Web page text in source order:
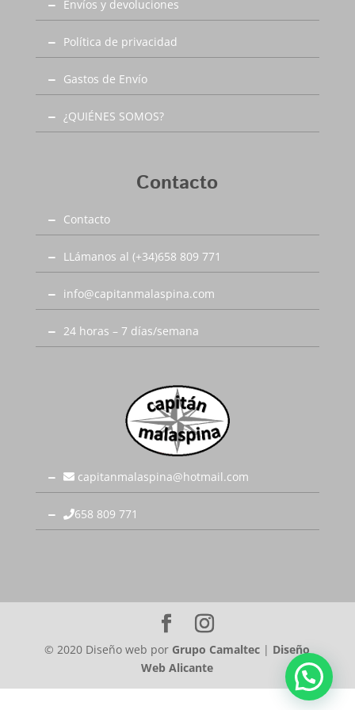
Envíos y devoluciones
Política de privacidad
Gastos de Envío
¿QUIÉNES SOMOS?
Contacto
Contacto
LLámanos al (+34)658 809 771
info@capitanmalaspina.com
24 horas – 7 días/semana
capitanmalaspina@hotmail.com
658 809 771
© 2020 Diseño web por Grupo Camaltec | Diseño
Web Alicante